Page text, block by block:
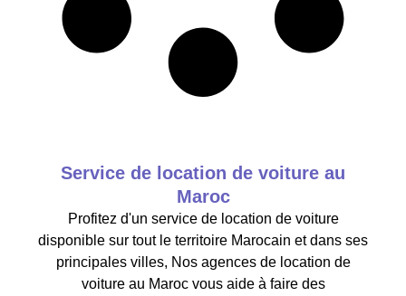
Service de location de voiture au
Maroc
Profitez d'un service de location de voiture
disponible sur tout le territoire Marocain et dans ses
principales villes, Nos agences de location de
voiture au Maroc vous aide à faire des